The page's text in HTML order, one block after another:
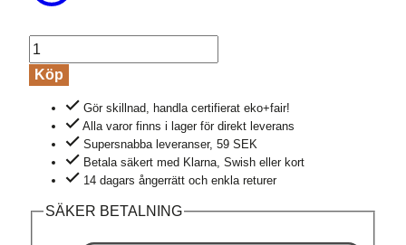
Linne
dam
ull/silke
FREYA
naturvit
mängd
Köp
Gör skillnad, handla certifierat eko+fair!
Alla varor finns i lager för direkt leverans
Supersnabba leveranser, 59 SEK
Betala säkert med Klarna, Swish eller kort
14 dagars ångerrätt och enkla returer
SÄKER BETALNING